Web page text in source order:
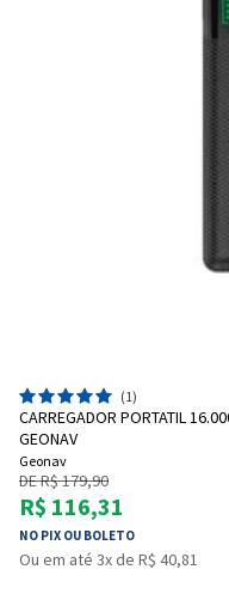
(1)
CARREGADOR PORTATIL
GEONAV
Geonav
DE R$ 179,90
R$ 116,31
NO PIX OU BOLETO
Ou em até 3x de R$ 40,81